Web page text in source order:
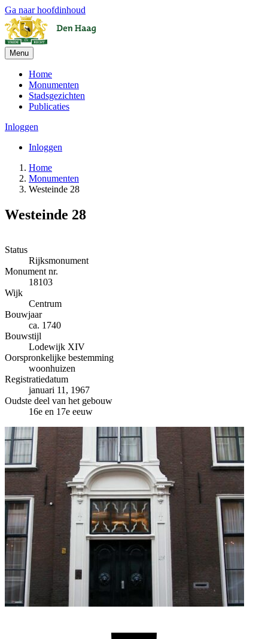
Ga naar hoofdinhoud
Menu
Home
Monumenten
Stadsgezichten
Publicaties
Inloggen
Inloggen
Home
Monumenten
Westeinde 28
Westeinde 28
+
−
Status
Rijksmonument
Monument nr.
18103
Wijk
Centrum
Bouwjaar
ca. 1740
Bouwstijl
Lodewijk XIV
Oorspronkelijke bestemming
woonhuizen
Registratiedatum
januari 11, 1967
Oudste deel van het gebouw
16e en 17e eeuw